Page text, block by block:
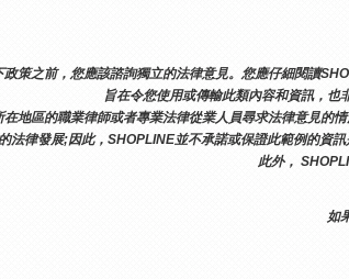
政策之前，您應該諮詢獨立的法律意見。您應仔細閱讀
旨在令您使用或傳輸此類內容和資訊，
在地區的職業律師或者專業法律從業人員尋求法律意見的
的法律發展;因此，SHOPLINE並不承諾或保證此範例的資
此外，
如